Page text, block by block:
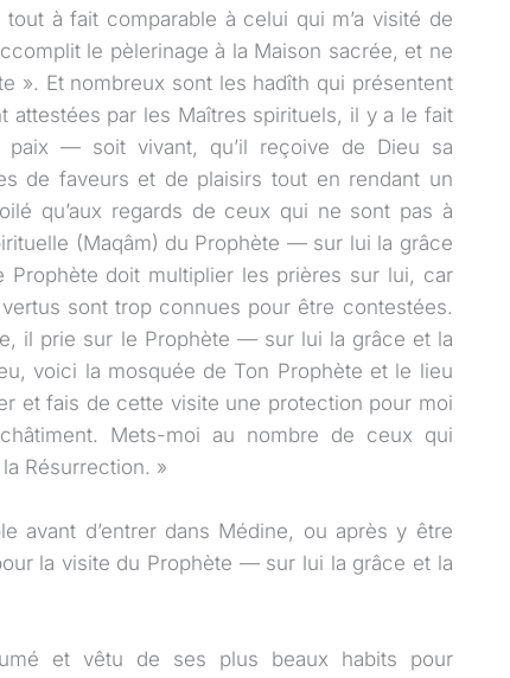
à fait comparable à celui qui m’a visité de
le pèlerinage à la Maison sacrée, et ne
». Et nombreux sont les hadîth qui présentent
attestées par les Maîtres spirituels, il y a le fait
— soit vivant, qu’il reçoive de Dieu sa
de faveurs et de plaisirs tout en rendant un
qu’aux regards de ceux qui ne sont pas à
(Maqâm) du Prophète — sur lui la grâce
Prophète doit multiplier les prières sur lui, car
sont trop connues pour être contestées.
il prie sur le Prophète — sur lui la grâce et la
voici la mosquée de Ton Prophète et le lieu
et fais de cette visite une protection pour moi
Mets-moi au nombre de ceux qui
Résurrection. »
avant d’entrer dans Médine, ou après y être
la visite du Prophète — sur lui la grâce et la
et vêtu de ses plus beaux habits pour